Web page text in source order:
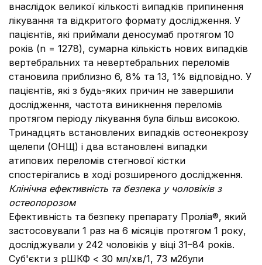
внаслідок великої кількості випадків припинення
лікування та відкритого формату дослідження. У
пацієнтів, які приймали деносумаб протягом 10
років (n = 1278), сумарна кількість нових випадків
вертебральних та невертебральних переломів
становила приблизно 6, 8% та 13, 1% відповідно. У
пацієнтів, які з будь-яких причин не завершили
дослідження, частота виникнення переломів
протягом періоду лікування була більш високою.
Тринадцять встановлених випадків остеонекрозу
щелепи (ОНЩ) і два встановлені випадки
атипових переломів стегнової кістки
спостерігались в ході розширеного дослідження.
Клінічна ефективність та безпекау чоловіків з
остеопорозом
Ефективність та безпеку препарату Проліа®, який
застосовували 1 раз на 6 місяців протягом 1 року,
досліджували у 242 чоловіків у віці 31–84 років.
Суб'єкти з рШКФ < 30 мл/хв/1, 73 м2були